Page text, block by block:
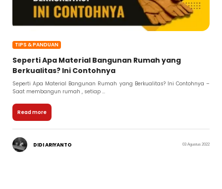
TIPS & PANDUAN
Seperti Apa Material Bangunan Rumah yang
Berkualitas? Ini Contohnya
Seperti Apa Material Bangunan Rumah yang Berkualitas? Ini Contohnya –
Saat membangun rumah , setiap ...
Read more
DIDI ARIYANTO 03 Agustus 2022